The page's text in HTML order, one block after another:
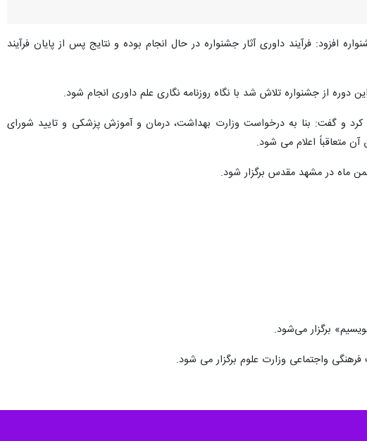
افزود: فرآیند داوری آثار جشنواره در حال انجام بوده و نتایج پس از پایان فرآیند
از جشنواره تلاش شد با نگاه روزنامه نگاری علم داوری انجام شود.
کرد و گفت: بنا به درخواست وزارت بهداشت، درمان و آموزش پزشکی و تایید شورای
واجتماعی وزارت علوم برگزار می شود.